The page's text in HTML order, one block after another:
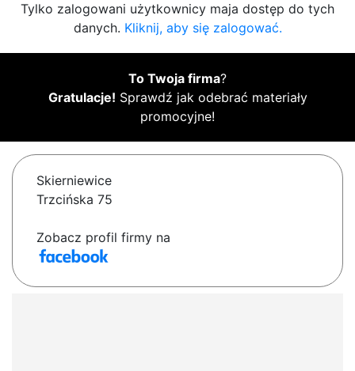
Tylko zalogowani użytkownicy maja dostęp do tych
danych. Kliknij, aby się zalogować.
To Twoja firma?
Gratulacje! Sprawdź jak odebrać materiały
promocyjne!
Skierniewice
Trzcińska 75
Zobacz profil firmy na